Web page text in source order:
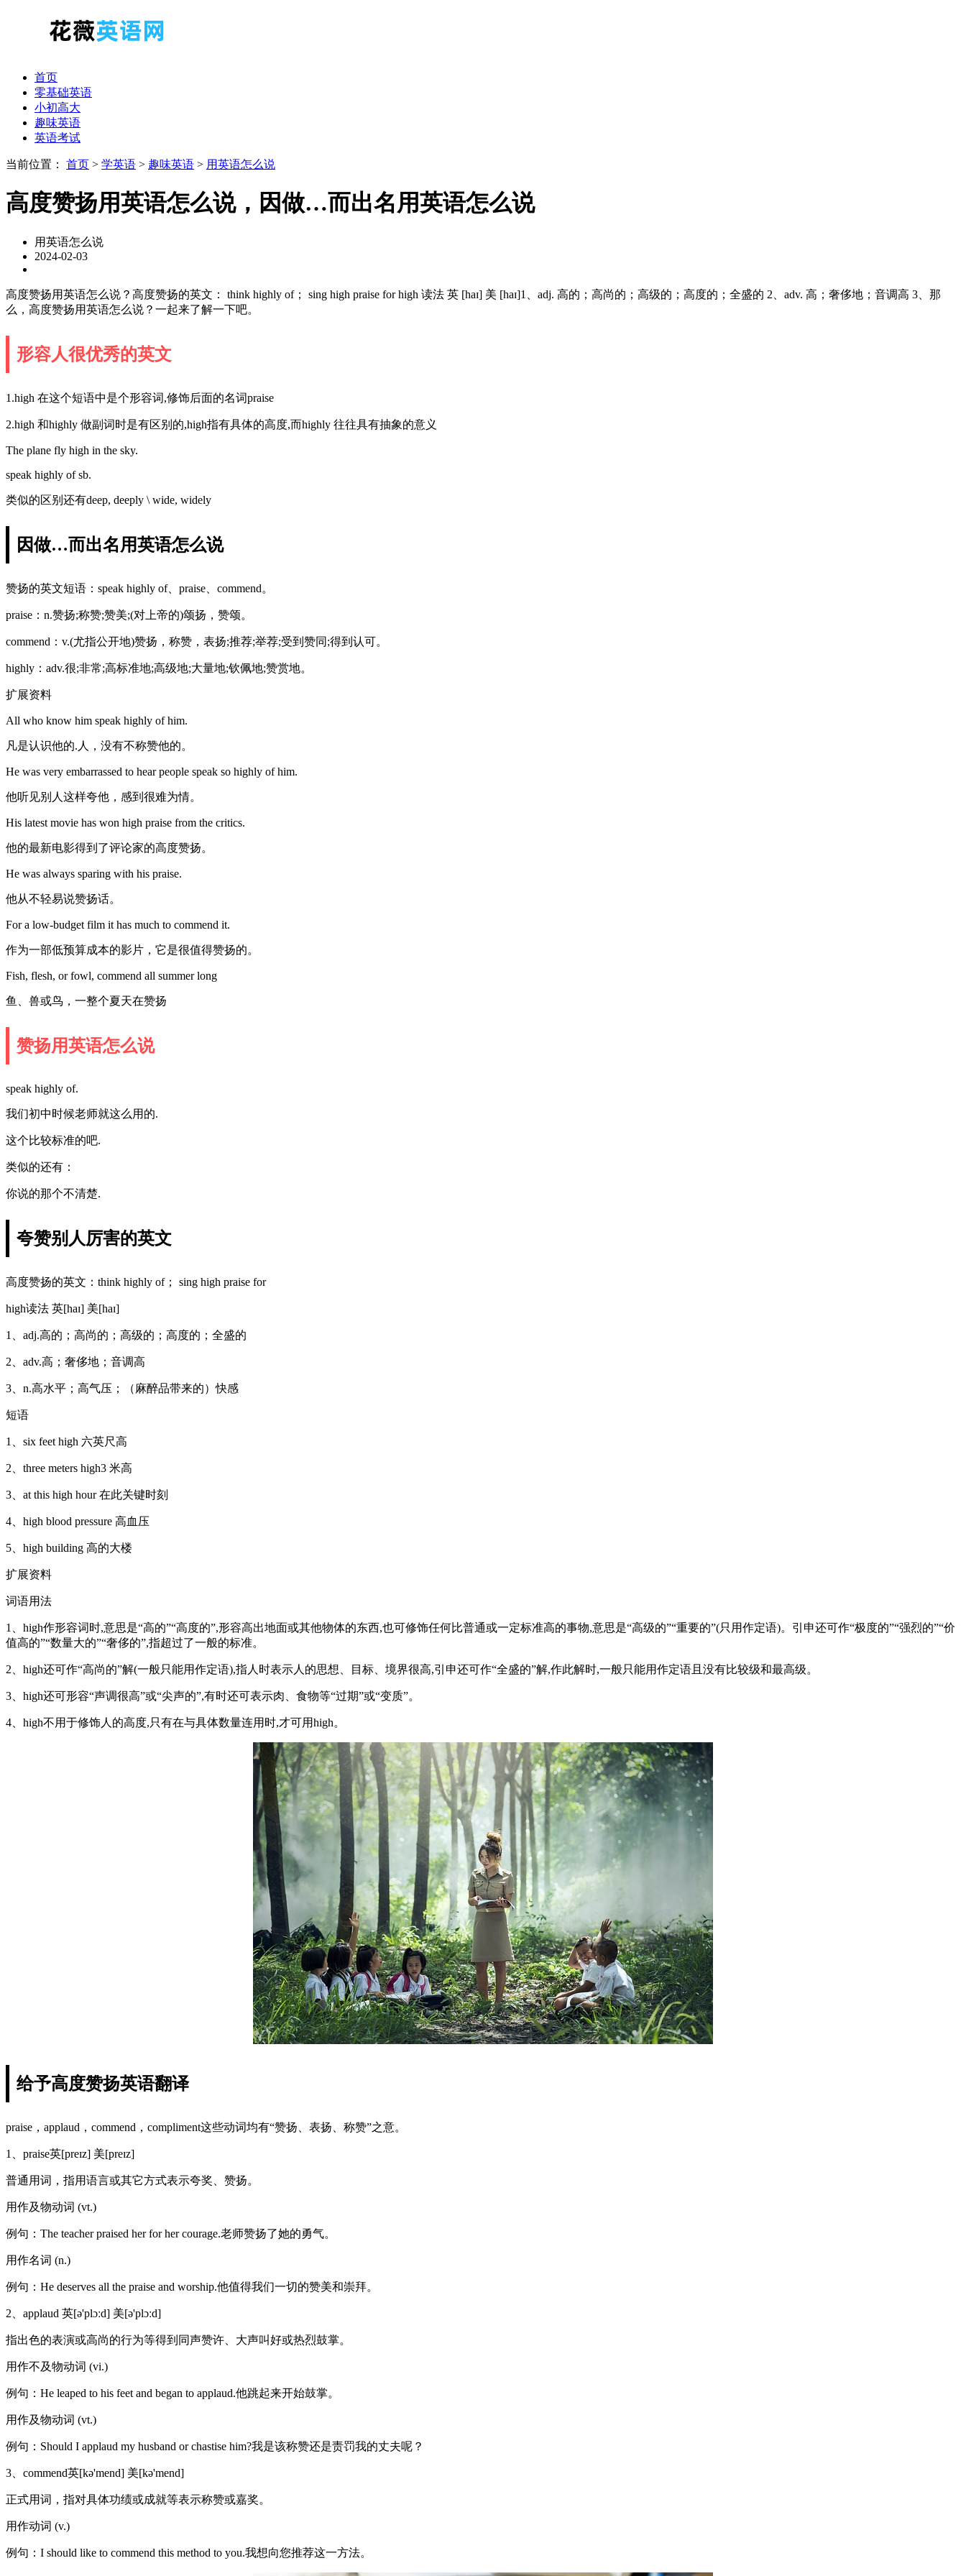
首页
零基础英语
小初高大
趣味英语
英语考试
当前位置： 首页 > 学英语 > 趣味英语 > 用英语怎么说
高度赞扬用英语怎么说，因做…而出名用英语怎么说
用英语怎么说
2024-02-03
高度赞扬用英语怎么说？高度赞扬的英文： think highly of； sing high praise for high 读法 英 [haɪ] 美 [haɪ]1、adj. 高的；高尚的；高级的；高度的；全盛的 2、adv. 高；奢侈地；音调高 3、那
么，高度赞扬用英语怎么说？一起来了解一下吧。
形容人很优秀的英文
1.high 在这个短语中是个形容词,修饰后面的名词praise
2.high 和highly 做副词时是有区别的,high指有具体的高度,而highly 往往具有抽象的意义
The plane fly high in the sky.
speak highly of sb.
类似的区别还有deep, deeply \ wide, widely
因做…而出名用英语怎么说
赞扬的英文短语：speak highly of、praise、commend。
praise：n.赞扬;称赞;赞美;(对上帝的)颂扬，赞颂。
commend：v.(尤指公开地)赞扬，称赞，表扬;推荐;举荐;受到赞同;得到认可。
highly：adv.很;非常;高标准地;高级地;大量地;钦佩地;赞赏地。
扩展资料
All who know him speak highly of him.
凡是认识他的.人，没有不称赞他的。
He was very embarrassed to hear people speak so highly of him.
他听见别人这样夸他，感到很难为情。
His latest movie has won high praise from the critics.
他的最新电影得到了评论家的高度赞扬。
He was always sparing with his praise.
他从不轻易说赞扬话。
For a low-budget film it has much to commend it.
作为一部低预算成本的影片，它是很值得赞扬的。
Fish, flesh, or fowl, commend all summer long
鱼、兽或鸟，一整个夏天在赞扬
赞扬用英语怎么说
speak highly of.
我们初中时候老师就这么用的.
这个比较标准的吧.
类似的还有：
你说的那个不清楚.
夸赞别人厉害的英文
高度赞扬的英文：think highly of； sing high praise for
high读法 英[haɪ] 美[haɪ]
1、adj.高的；高尚的；高级的；高度的；全盛的
2、adv.高；奢侈地；音调高
3、n.高水平；高气压；（麻醉品带来的）快感
短语
1、six feet high 六英尺高
2、three meters high3 米高
3、at this high hour 在此关键时刻
4、high blood pressure 高血压
5、high building 高的大楼
扩展资料
词语用法
1、high作形容词时,意思是“高的”“高度的”,形容高出地面或其他物体的东西,也可修饰任何比普通或一定标准高的事物,意思是“高级的”“重要的”(只用作定语)。引申还可作“极度的”“强烈的”“价
值高的”“数量大的”“奢侈的”,指超过了一般的标准。
2、high还可作“高尚的”解(一般只能用作定语),指人时表示人的思想、目标、境界很高,引申还可作“全盛的”解,作此解时,一般只能用作定语且没有比较级和最高级。
3、high还可形容“声调很高”或“尖声的”,有时还可表示肉、食物等“过期”或“变质”。
4、high不用于修饰人的高度,只有在与具体数量连用时,才可用high。
给予高度赞扬英语翻译
praise，applaud，commend，compliment这些动词均有“赞扬、表扬、称赞”之意。
1、praise英[preɪz] 美[preɪz]
普通用词，指用语言或其它方式表示夸奖、赞扬。
用作及物动词 (vt.)
例句：The teacher praised her for her courage.老师赞扬了她的勇气。
用作名词 (n.)
例句：He deserves all the praise and worship.他值得我们一切的赞美和崇拜。
2、applaud 英[ə'plɔːd] 美[ə'plɔːd]
指出色的表演或高尚的行为等得到同声赞许、大声叫好或热烈鼓掌。
用作不及物动词 (vi.)
例句：He leaped to his feet and began to applaud.他跳起来开始鼓掌。
用作及物动词 (vt.)
例句：Should I applaud my husband or chastise him?我是该称赞还是责罚我的丈夫呢？
3、commend英[kə'mend] 美[kə'mend]
正式用词，指对具体功绩或成就等表示称赞或嘉奖。
用作动词 (v.)
例句：I should like to commend this method to you.我想向您推荐这一方法。